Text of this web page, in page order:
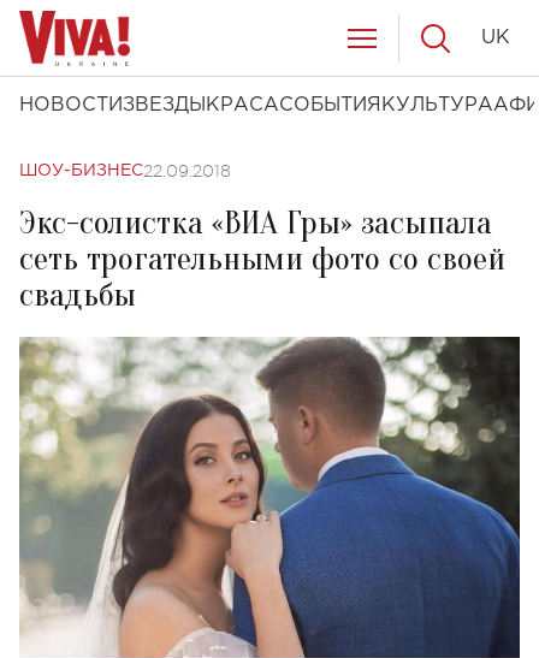
НОВОСТИ ЗВЕЗДЫ КРАСАСОБЫТИЯ КУЛЬТУРА
UK
ШОУ-БИЗНЕС22.09.2018
Экс-солистка «ВИА Гры» засыпала
сеть трогательными фото со своей
свадьбы